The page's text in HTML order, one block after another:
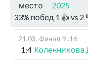
место
2025
33% побед 1 👍 vs 2
21.03. Финал 9..16
1:4 Коленникова